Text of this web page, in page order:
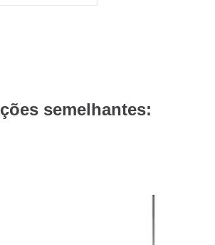
semelhantes: